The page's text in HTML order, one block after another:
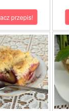
przepis!